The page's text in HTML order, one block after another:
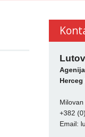
Herceg
+382
Email: